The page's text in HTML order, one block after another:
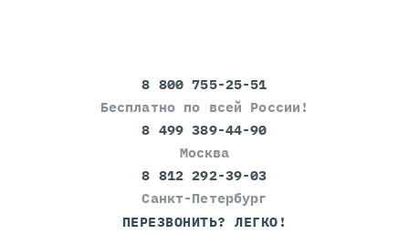
8 800 755-25-51
Бесплатно по всей России!
8 499 389-44-90
Москва
8 812 292-39-03
Санкт-Петербург
ПЕРЕЗВОНИТЬ? ЛЕГКО!